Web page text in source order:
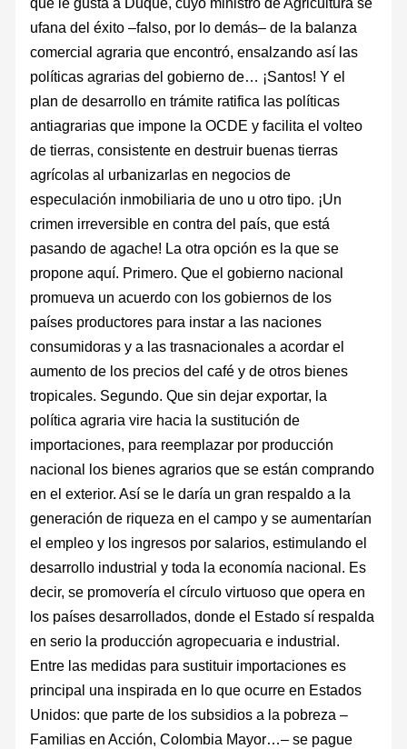
ufana del éxito –falso, por lo demás– de la balanza
comercial agraria que encontró, ensalzando así las
políticas agrarias del gobierno de… ¡Santos! Y el
plan de desarrollo en trámite ratifica las políticas
antiagrarias que impone la OCDE y facilita el volteo
de tierras, consistente en destruir buenas tierras
agrícolas al urbanizarlas en negocios de
especulación inmobiliaria de uno u otro tipo. ¡Un
crimen irreversible en contra del país, que está
pasando de agache! La otra opción es la que se
propone aquí. Primero. Que el gobierno nacional
promueva un acuerdo con los gobiernos de los
países productores para instar a las naciones
consumidoras y a las trasnacionales a acordar el
aumento de los precios del café y de otros bienes
tropicales. Segundo. Que sin dejar exportar, la
política agraria vire hacia la sustitución de
importaciones, para reemplazar por producción
nacional los bienes agrarios que se están comprando
en el exterior. Así se le daría un gran respaldo a la
generación de riqueza en el campo y se aumentarían
el empleo y los ingresos por salarios, estimulando el
desarrollo industrial y toda la economía nacional. Es
decir, se promovería el círculo virtuoso que opera en
los países desarrollados, donde el Estado sí respalda
en serio la producción agropecuaria e industrial.
Entre las medidas para sustituir importaciones es
principal una inspirada en lo que ocurre en Estados
Unidos: que parte de los subsidios a la pobreza –
Familias en Acción, Colombia Mayor…– se pague